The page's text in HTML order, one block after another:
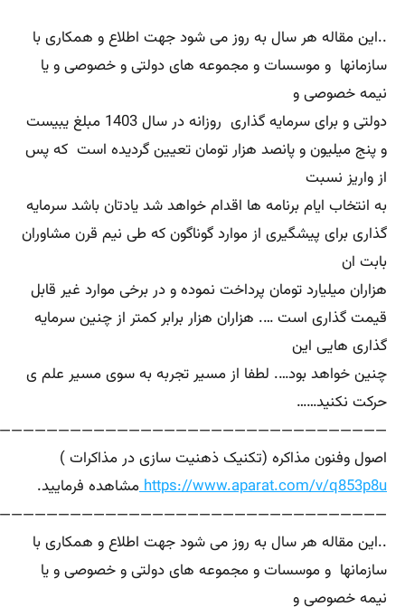
..این مقاله هر سال به روز می شود جهت اطلاع و همکاری با
سازمانها و موسسات و مجموعه های دولتی و خصوصی و یا
نیمه خصوصی و
دولتی و برای سرمایه گذاری روزانه در سال 1403 مبلغ یبیست
و پنج میلیون و پانصد هزار تومان تعیین گردیده است که پس
از واریز نسبت
به انتخاب ایام برنامه ها اقدام خواهد شد یادتان باشد سرمایه
گذاری برای پیشگیری از موارد گوناگون که طی نیم قرن مشاوران
بابت ان
هزاران میلیارد تومان پرداخت نموده و در برخی موارد غیر قابل
قیمت گذاری است …. هزاران هزار برابر کمتر از چنین سرمایه
گذاری هایی این
چنین خواهد بود…. لطفا از مسیر تجربه به سوی مسیر علم ی
حرکت نکنید……
اصول وفنون مذاکره (تکنیک ذهنیت سازی در مذاکرات )
https://www.aparat.com/v/q853p8uمشاهده فرمایید.
..این مقاله هر سال به روز می شود جهت اطلاع و همکاری با
سازمانها و موسسات و مجموعه های دولتی و خصوصی و یا
نیمه خصوصی و